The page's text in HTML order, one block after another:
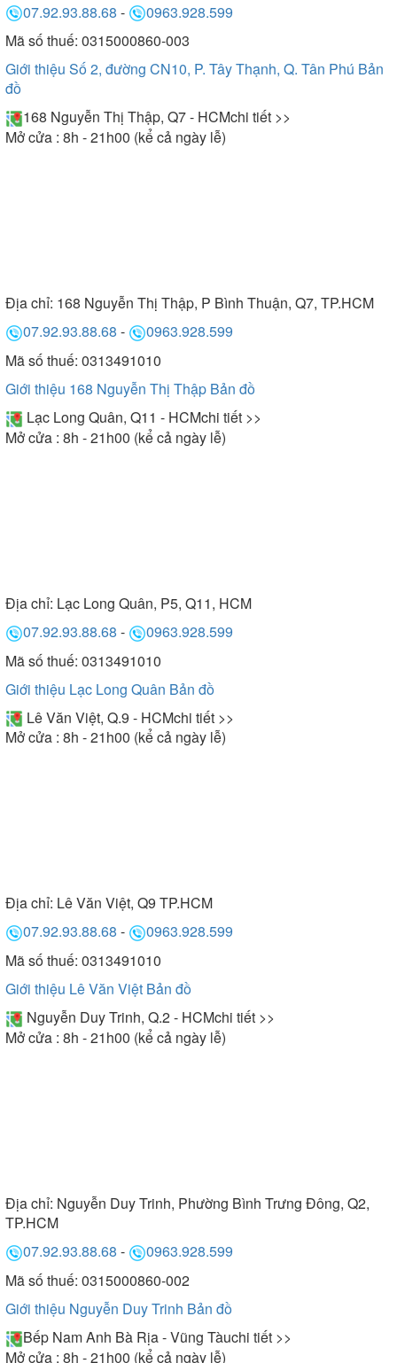
07.92.93.88.68 -
0963.928.599
Mã số thuế: 0315000860-003
Giới thiệu Số 2, đường CN10, P. Tây Thạnh, Q. Tân Phú Bản
đồ
168 Nguyễn Thị Thập, Q7 - HCMchi tiết >>
Mở cửa : 8h - 21h00 (kể cả ngày lễ)
Địa chỉ: 168 Nguyễn Thị Thập, P Bình Thuận, Q7, TP.HCM
07.92.93.88.68 -
0963.928.599
Mã số thuế: 0313491010
Giới thiệu 168 Nguyễn Thị Thập Bản đồ
Lạc Long Quân, Q11 - HCMchi tiết >>
Mở cửa : 8h - 21h00 (kể cả ngày lễ)
Địa chỉ: Lạc Long Quân, P5, Q11, HCM
07.92.93.88.68 -
0963.928.599
Mã số thuế: 0313491010
Giới thiệu Lạc Long Quân Bản đồ
Lê Văn Việt, Q.9 - HCMchi tiết >>
Mở cửa : 8h - 21h00 (kể cả ngày lễ)
Địa chỉ: Lê Văn Việt, Q9 TP.HCM
07.92.93.88.68 -
0963.928.599
Mã số thuế: 0313491010
Giới thiệu Lê Văn Việt Bản đồ
Nguyễn Duy Trinh, Q.2 - HCMchi tiết >>
Mở cửa : 8h - 21h00 (kể cả ngày lễ)
Địa chỉ: Nguyễn Duy Trinh, Phường Bình Trưng Đông, Q2,
TP.HCM
07.92.93.88.68 -
0963.928.599
Mã số thuế: 0315000860-002
Giới thiệu Nguyễn Duy Trinh Bản đồ
Bếp Nam Anh Bà Rịa - Vũng Tàuchi tiết >>
Mở cửa : 8h - 21h00 (kể cả ngày lễ)